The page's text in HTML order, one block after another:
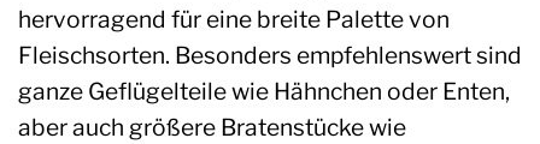
hervorragend für eine breite Palette von
Fleischsorten. Besonders empfehlenswert sind
ganze Geflügelteile wie Hähnchen oder Enten,
aber auch größere Bratenstücke wie